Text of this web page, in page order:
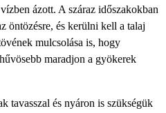
ázott. A száraz időszakokban
öntözésre, és kerülni kell a talaj
mulcsolása is, hogy
maradjon a gyökerek
tavasszal és nyáron is szükségük